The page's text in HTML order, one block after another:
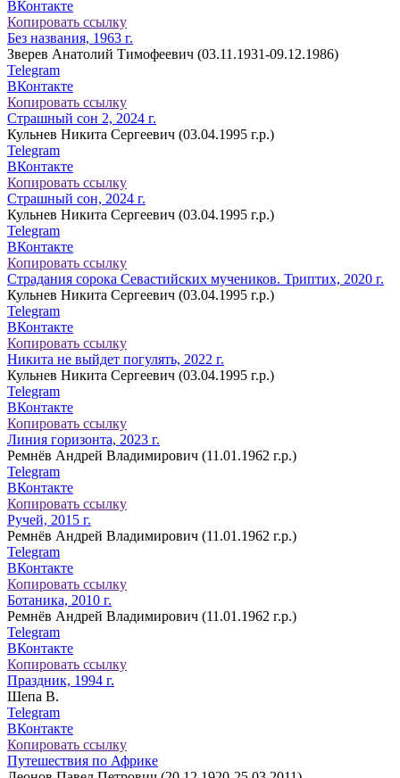
ВКонтакте
Копировать ссылку
Без названия, 1963 г.
Зверев Анатолий Тимофеевич (03.11.1931-09.12.1986)
Telegram
ВКонтакте
Копировать ссылку
Страшный сон 2, 2024 г.
Кульнев Никита Сергеевич (03.04.1995 г.р.)
Telegram
ВКонтакте
Копировать ссылку
Страшный сон, 2024 г.
Кульнев Никита Сергеевич (03.04.1995 г.р.)
Telegram
ВКонтакте
Копировать ссылку
Страдания сорока Севастийских мучеников. Триптих, 2020 г.
Кульнев Никита Сергеевич (03.04.1995 г.р.)
Telegram
ВКонтакте
Копировать ссылку
Никита не выйдет погулять, 2022 г.
Кульнев Никита Сергеевич (03.04.1995 г.р.)
Telegram
ВКонтакте
Копировать ссылку
Линия горизонта, 2023 г.
Ремнёв Андрей Владимирович (11.01.1962 г.р.)
Telegram
ВКонтакте
Копировать ссылку
Ручей, 2015 г.
Ремнёв Андрей Владимирович (11.01.1962 г.р.)
Telegram
ВКонтакте
Копировать ссылку
Ботаника, 2010 г.
Ремнёв Андрей Владимирович (11.01.1962 г.р.)
Telegram
ВКонтакте
Копировать ссылку
Праздник, 1994 г.
Шепа В.
Telegram
ВКонтакте
Копировать ссылку
Путешествия по Африке